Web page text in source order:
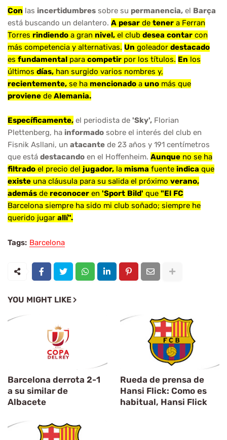
Con las incertidumbres sobre su permanencia, el Barça
está buscando un delantero. A pesar de tener a Ferran
Torres rindiendo a gran nivel, el club desea contar con
más competencia y alternativas. Un goleador destacado
es fundamental para competir por los títulos. En los
últimos días, han surgido varios nombres y,
recientemente, se ha mencionado a uno más que
proviene de Alemania.
Específicamente, el periodista de 'Sky', Florian
Plettenberg, ha informado sobre el interés del club en
Fisnik Asllani, un atacante de 23 años y 191 centímetros
que está destacando en el Hoffenheim. Aunque no se ha
filtrado el precio del jugador, la misma fuente indica que
existe una cláusula para su salida el próximo verano,
además de reconocer en 'Sport Bild' que "El FC
Barcelona siempre ha sido mi club soñado; siempre he
querido jugar allí".
Tags: Barcelona
YOU MIGHT LIKE
Barcelona derrota 2-1
a su similar de
Albacete
Rueda de prensa de
Hansi Flick: Como es
habitual, Hansi Flick